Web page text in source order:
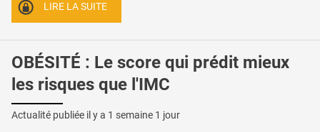
LIRE LA SUITE
OBÉSITÉ : Le score qui prédit mieux
les risques que l'IMC
Actualité publiée il y a 1 semaine 1 jour